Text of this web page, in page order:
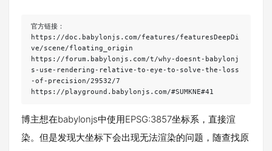
官方链接：
https://doc.babylonjs.com/features/featuresDeepDi
ve/scene/floating_origin
https://forum.babylonjs.com/t/why-doesnt-babylonj
s-use-rendering-relative-to-eye-to-solve-the-loss
-of-precision/29532/7
https://playground.babylonjs.com/#SUMKNE#41
博主想在babylonjs中使用EPSG:3857坐标系，直接渲
染。但是发现大坐标下会出现无法渲染的问题，随查找原